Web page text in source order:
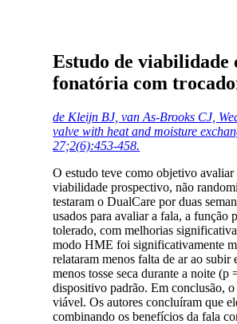
Estudo de
fonatória com
de Kleijn BJ, van As-Brooks CJ,
valve with heat and moisture
27;2(6):453-458.
O estudo teve como objetivo
viabilidade prospectivo, não
testaram o DualCare por duas
usados para avaliar a fala, a função
tolerado, com melhorias
modo HME foi significativamente
relataram menos falta de ar ao
menos tosse seca durante a noite
dispositivo padrão. Em conclusão,
viável. Os autores concluíram que
combinando os benefícios da fala